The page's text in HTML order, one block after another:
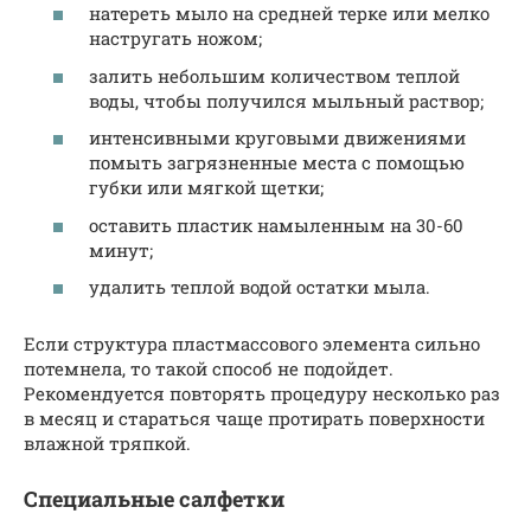
натереть мыло на средней терке или мелко
настругать ножом;
залить небольшим количеством теплой
воды, чтобы получился мыльный раствор;
интенсивными круговыми движениями
помыть загрязненные места с помощью
губки или мягкой щетки;
оставить пластик намыленным на 30-60
минут;
удалить теплой водой остатки мыла.
Если структура пластмассового элемента сильно
потемнела, то такой способ не подойдет.
Рекомендуется повторять процедуру несколько раз
в месяц и стараться чаще протирать поверхности
влажной тряпкой.
Специальные салфетки